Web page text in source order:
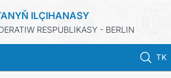
ILÇIHANASY
RESPUBLIKASY - BERLIN
TK